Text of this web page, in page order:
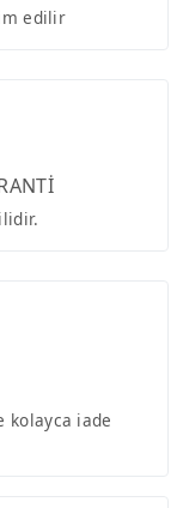
edilir
kolayca iade